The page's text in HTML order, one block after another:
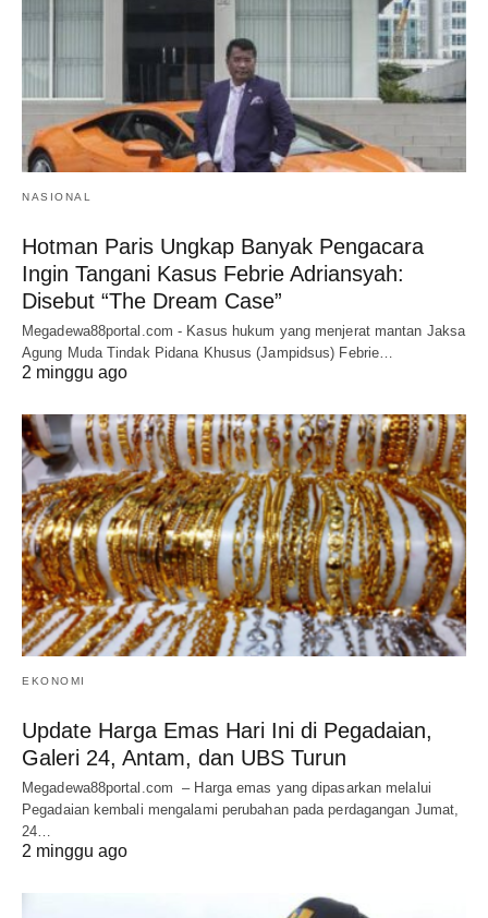
NASIONAL
Hotman Paris Ungkap Banyak Pengacara
Ingin Tangani Kasus Febrie Adriansyah:
Disebut “The Dream Case”
Megadewa88portal.com - Kasus hukum yang menjerat mantan Jaksa
Agung Muda Tindak Pidana Khusus (Jampidsus) Febrie…
2 minggu ago
EKONOMI
Update Harga Emas Hari Ini di Pegadaian,
Galeri 24, Antam, dan UBS Turun
Megadewa88portal.com – Harga emas yang dipasarkan melalui
Pegadaian kembali mengalami perubahan pada perdagangan Jumat,
24…
2 minggu ago